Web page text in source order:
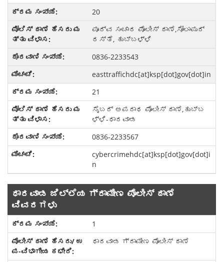
20
ಪೂರ್ವ ಸಂಚಾರ ಪೊಲೀಸ್ ಠಾಣೆ,ಸೋಲಾಪುರ್
ರಸ್ತೆ, ಹುಬ್ಬಳ್ಳಿ
0836-2233543
easttraffichdc[at]ksp[dot]gov[dot]in
21
ಸೈಬರ್ ಅಪರಾಧ ಪೊಲೀಸ್ ಠಾಣೆ,ಹುಬ್ಬ
ಳ್ಳಿ-ಧಾರವಾಡ
0836-2233567
cybercrimehdc[at]ksp[dot]gov[dot]i
n
ಧಾರವಾಡ ಜಿಲ್ಲೆಯ ಗ್ರಾಮೀಣ ಪೊಲೀಸ್ ಠಾಣೆ
ವಿವರಗಳು
1
ಧಾರವಾಡ ಗ್ರಾಮೀಣ ಪೊಲೀಸ್ ಠಾಣೆ